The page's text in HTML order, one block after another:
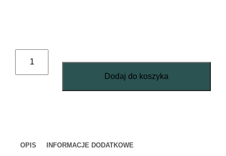
Dodaj do koszyka
OPIS INFORMACJE DODATKOWE